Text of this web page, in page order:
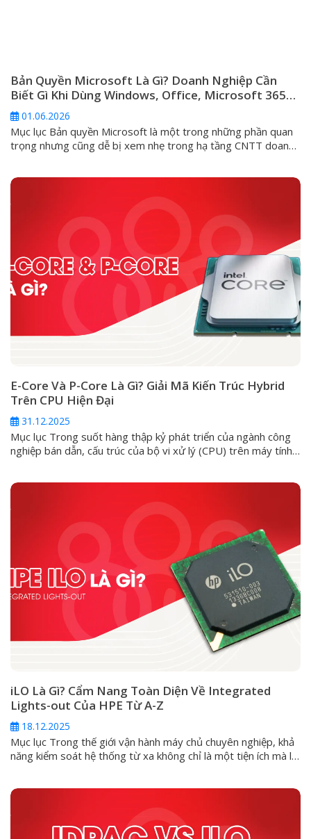
Bản Quyền Microsoft Là Gì? Doanh Nghiệp Cần
Biết Gì Khi Dùng Windows, Office, Microsoft 365
Và Windows Server
01.06.2026
Mục lục Bản quyền Microsoft là một trong những phần quan
trọng nhưng cũng dễ bị xem nhẹ trong hạ tầng CNTT doanh
không, hoặc server có chạy được phần mềm nội bộ...
E-Core Và P-Core Là Gì? Giải Mã Kiến Trúc Hybrid
Trên CPU Hiện Đại
31.12.2025
Mục lục Trong suốt hàng thập kỷ phát triển của ngành công
nghiệp bán dẫn, cấu trúc của bộ vi xử lý (CPU) trên máy tính
được đúc từ một khuôn mẫu, có...
iLO Là Gì? Cẩm Nang Toàn Diện Về Integrated
Lights-out Của HPE Từ A-Z
18.12.2025
Mục lục Trong thế giới vận hành máy chủ chuyên nghiệp, khả
năng kiểm soát hệ thống từ xa không chỉ là một tiện ích mà là
Lights-Out (iLO). Vậy iLO...